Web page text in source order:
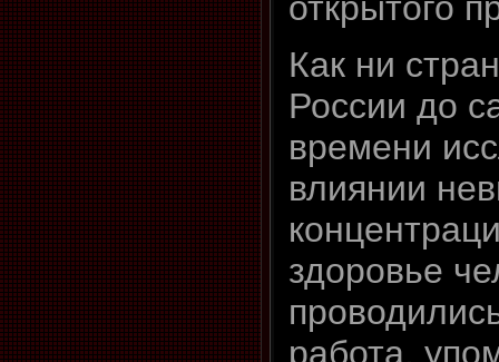
открытого
Как ни
России до
времени
влиянии
здоровье
работа,